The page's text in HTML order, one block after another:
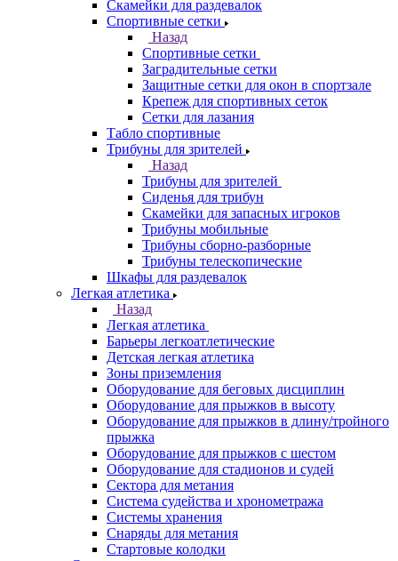
Скамейки для раздевалок
Спортивные сетки
Назад
Спортивные сетки
Заградительные сетки
Защитные сетки для окон в спортзале
Крепеж для спортивных сеток
Сетки для лазания
Табло спортивные
Трибуны для зрителей
Назад
Трибуны для зрителей
Сиденья для трибун
Скамейки для запасных игроков
Трибуны мобильные
Трибуны сборно-разборные
Трибуны телескопические
Шкафы для раздевалок
Легкая атлетика
Назад
Легкая атлетика
Барьеры легкоатлетические
Детская легкая атлетика
Зоны приземления
Оборудование для беговых дисциплин
Оборудование для прыжков в высоту
Оборудование для прыжков в длину/тройного
прыжка
Оборудование для прыжков с шестом
Оборудование для стадионов и судей
Сектора для метания
Система судейства и хронометража
Системы хранения
Снаряды для метания
Стартовые колодки